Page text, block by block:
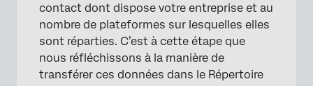
contact dont dispose votre entreprise et au
nombre de plateformes sur lesquelles elles
sont réparties. C’est à cette étape que
nous réfléchissons à la manière de
transférer ces données dans le Répertoire